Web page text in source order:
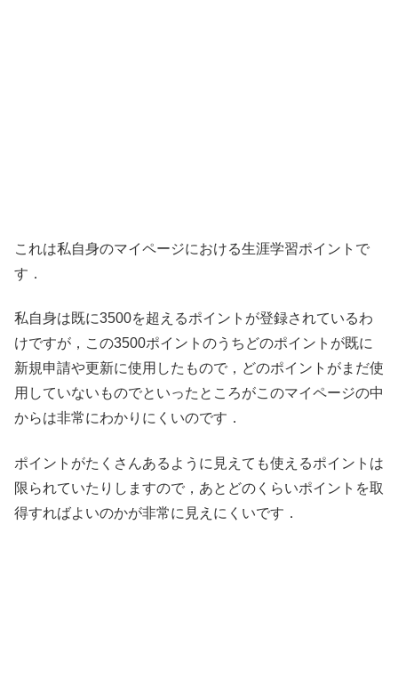
これは私自身のマイページにおける生涯学習ポイントで
す．
私自身は既に3500を超えるポイントが登録されているわ
けですが，この3500ポイントのうちどのポイントが既に
新規申請や更新に使用したもので，どのポイントがまだ使
用していないものでといったところがこのマイページの中
からは非常にわかりにくいのです．
ポイントがたくさんあるように見えても使えるポイントは
限られていたりしますので，あとどのくらいポイントを取
得すればよいのかが非常に見えにくいです．